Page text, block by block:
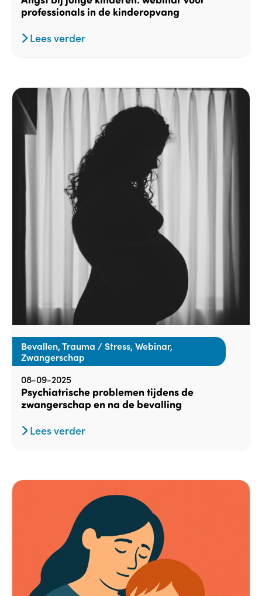
professionals in de kinderopvang
Lees verder
Bevallen, Trauma / Stress, Webinar,
Zwangerschap
08-09-2025
Psychiatrische problemen tijdens de
zwangerschap en na de bevalling
Lees verder